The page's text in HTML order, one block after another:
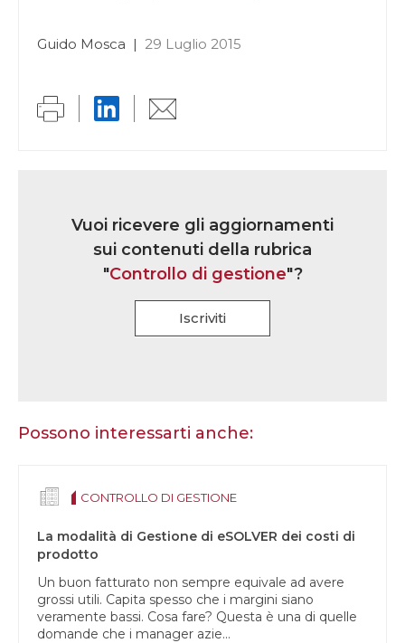
Guido Mosca | 29 Luglio 2015
iscrizioneVuoi ricevere gli aggiornamenti
sui contenuti della rubrica
"Controllo di gestione"?
Iscriviti
essere
questo
campo
Possono interessarti anche:
CONTROLLO DI GESTIONE
La modalità di Gestione di eSOLVER dei costi di
prodotto
Un buon fatturato non sempre equivale ad avere
grossi utili. Capita spesso che i margini siano
veramente bassi. Cosa fare? Questa è una di quelle
domande che i manager azie...